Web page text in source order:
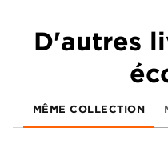
D'autres
MÊME COLLECTION